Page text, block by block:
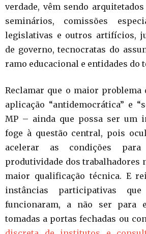
verdade, vêm sendo
seminários, comissões
legislativas e outros artifícios,
de governo, tecnocratas do
ramo educacional e entidades do
Reclamar que o maior problema
aplicação “antidemocrática” e
MP – ainda que possa ser um
foge à questão central, pois
acelerar as condições
produtividade dos trabalhadores
maior qualificação técnica. E
instâncias participativas
funcionaram, a não ser para
tomadas a portas fechadas ou